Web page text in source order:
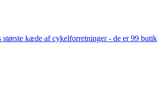
kæde af cykelforretninger - de er 99